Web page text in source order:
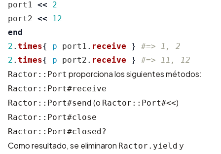
port1 <<
2
port2 <<
12
end
2 . times{ p port1 . receive }
#=> 1, 2
2 . times{ p port2 . receive }
#=> 11, 12
Ractor::Port proporciona los siguientes métodos:
Ractor::Port#receive
Ractor::Port#send (o Ractor::Port#<<)
Ractor::Port#close
Ractor::Port#closed?
Como resultado, se eliminaron Ractor.yield y